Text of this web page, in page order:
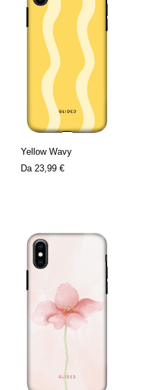
Yellow Wavy
Da 23,99 €